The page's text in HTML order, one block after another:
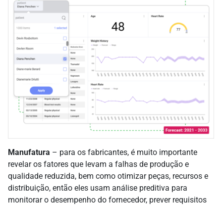
Manufatura – para os fabricantes, é muito importante
revelar os fatores que levam a falhas de produção e
qualidade reduzida, bem como otimizar peças, recursos e
distribuição, então eles usam análise preditiva para
monitorar o desempenho do fornecedor, prever requisitos